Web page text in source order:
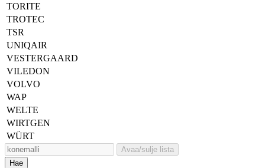
TORITE
TROTEC
TSR
UNIQAIR
VESTERGAARD
VILEDON
VOLVO
WAP
WELTE
WIRTGEN
WÜRT
Avaa/sulje lista
Hae